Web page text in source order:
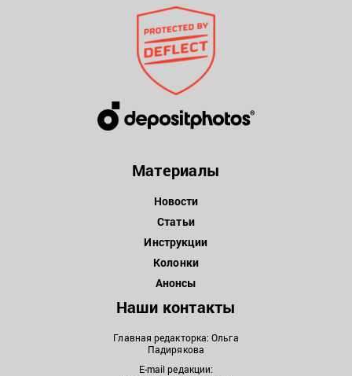
Материалы
Новости
Статьи
Инструкции
Колонки
Анонсы
Наши контакты
Главная редакторка: Ольга
Падирякова
E-mail редакции: